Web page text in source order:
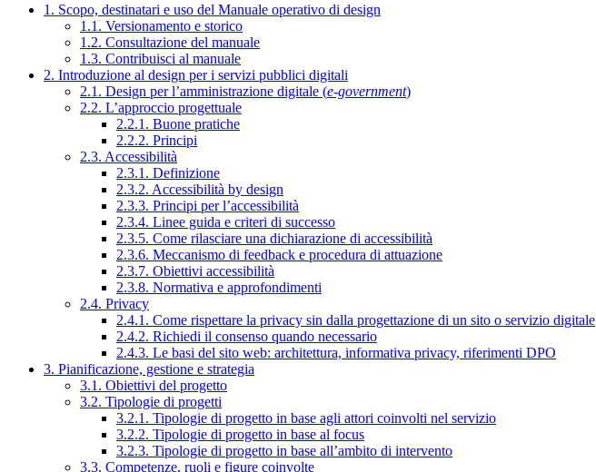
1. Scopo, destinatari e uso del Manuale operativo di design
1.1. Versionamento e storico
1.2. Consultazione del manuale
1.3. Contribuisci al manuale
2. Introduzione al design per i servizi pubblici digitali
2.1. Design per l’amministrazione digitale (e-government)
2.2. L’approccio progettuale
2.2.1. Buone pratiche
2.2.2. Principi
2.3. Accessibilità
2.3.1. Definizione
2.3.2. Accessibilità by design
2.3.3. Principi per l’accessibilità
2.3.4. Linee guida e criteri di successo
2.3.5. Come rilasciare una dichiarazione di accessibilità
2.3.6. Meccanismo di feedback e procedura di attuazione
2.3.7. Obiettivi accessibilità
2.3.8. Normativa e approfondimenti
2.4. Privacy
2.4.1. Come rispettare la privacy sin dalla progettazione di un sito o servizio digitale
2.4.2. Richiedi il consenso quando necessario
2.4.3. Le basi del sito web: architettura, informativa privacy, riferimenti DPO
3. Pianificazione, gestione e strategia
3.1. Obiettivi del progetto
3.2. Tipologie di progetti
3.2.1. Tipologie di progetto in base agli attori coinvolti nel servizio
3.2.2. Tipologie di progetto in base al focus
3.2.3. Tipologie di progetto in base all’ambito di intervento
3.3. Competenze, ruoli e figure coinvolte